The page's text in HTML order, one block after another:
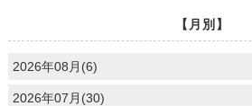
【月別】
2026年08月(6)
2026年07月(30)